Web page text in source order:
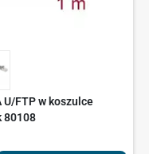
FTP w koszulce
80108